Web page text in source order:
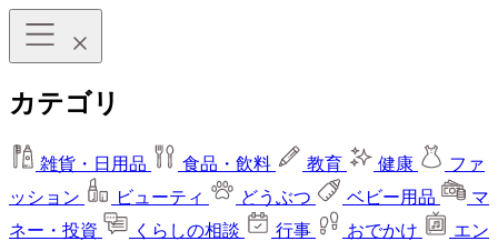
カテゴリ
雑貨・日用品 食品・飲料 教育 健康
ファ
ッション
ビューティ どうぶつ ベビー用品
マ
ネー・投資
くらしの相談 行事 おでかけ
エン